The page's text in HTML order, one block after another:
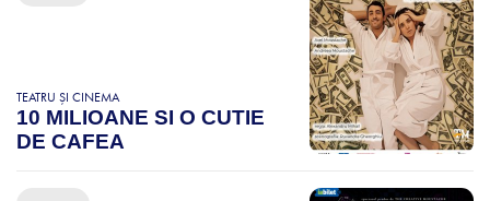
TEATRU ȘI CINEMA
10 MILIOANE SI O CUTIE
DE CAFEA